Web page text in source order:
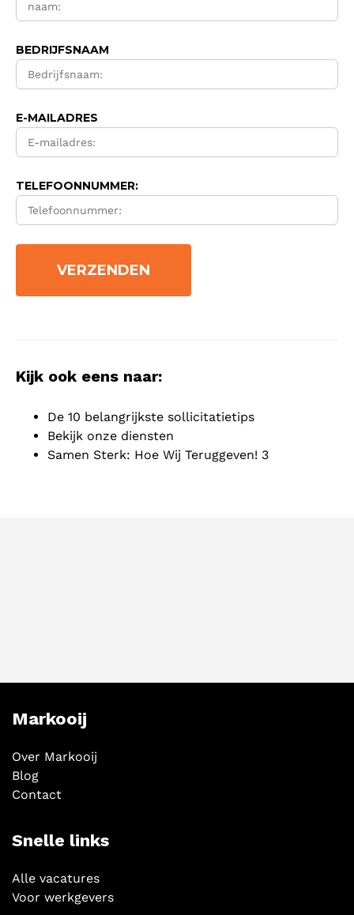
BEDRIJFSNAAM
E-MAILADRES
TELEFOONNUMMER:
Kijk ook eens naar:
De 10 belangrijkste sollicitatietips
Bekijk onze diensten
Samen Sterk: Hoe Wij Teruggeven! 3
Markooij
Over Markooij
Blog
Contact
Snelle links
Alle vacatures
Voor werkgevers